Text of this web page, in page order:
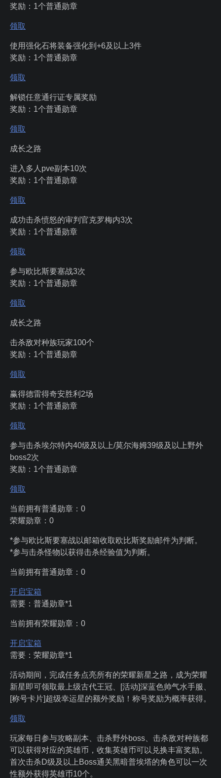
奖励：1个普通勋章
领取
使用强化石将装备强化到+6及以上3件
奖励：1个普通勋章
领取
解锁任意通行证专属奖励
奖励：1个普通勋章
领取
成长之路
进入多人pve副本10次
奖励：1个普通勋章
领取
成功击杀愤怒的审判官克罗梅内3次
奖励：1个普通勋章
领取
参与欧比斯要塞战3次
奖励：1个普通勋章
领取
成长之路
击杀敌对种族玩家100个
奖励：1个普通勋章
领取
赢得德雷得奇安胜利2场
奖励：1个普通勋章
领取
参与击杀埃尔特内40级及以上/莫尔海姆39级及以上野外
boss2次
奖励：1个普通勋章
领取
当前拥有普通勋章： 0
荣耀勋章： 0
*参与欧比斯要塞战以邮箱收取欧比斯奖励邮件为判断。
*参与击杀怪物以获得击杀经验值为判断。
当前拥有普通勋章： 0
开启宝箱
需要：普通勋章*1
当前拥有荣耀勋章： 0
开启宝箱
需要：荣耀勋章*1
活动期间，完成任务点亮所有的荣耀新星之路，成为荣耀
新星即可领取最上级古代王冠、[活动]深蓝色帅气水手服、
[称号卡片]超级幸运星的额外奖励！称号奖励为概率获得。
领取
玩家每日参与攻略副本、击杀野外boss、击杀敌对种族都
可以获得对应的英雄币，收集英雄币可以兑换丰富奖励。
首次击杀D级及以上Boss通关黑暗普埃塔的角色可以一次
性额外获得英雄币10个。